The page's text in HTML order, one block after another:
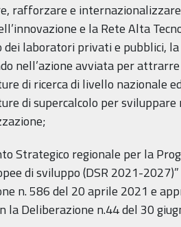
rafforzare e
e la Rete Alta
dei laboratori privati e pubblici,
nell’azione avviata per
di ricerca di livello nazionale
di supercalcolo per sviluppare
Strategico regionale per la
di sviluppo (DSR 2021-
n. 586 del 20 aprile 2021 e
la Deliberazione n.44 del 30